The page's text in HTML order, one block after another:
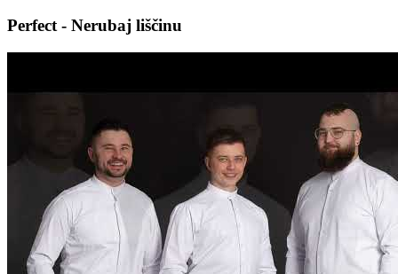
Perfect - Nerubaj liščinu